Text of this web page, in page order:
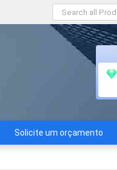
Solicite um orçamento